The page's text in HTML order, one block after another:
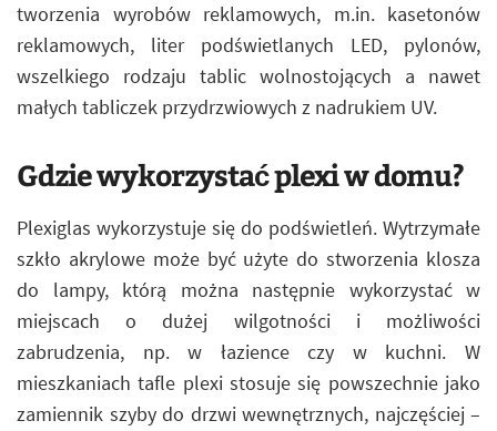
tworzenia wyrobów reklamowych, m.in. kasetonów
reklamowych, liter podświetlanych LED, pylonów,
wszelkiego rodzaju tablic wolnostojących a nawet
małych tabliczek przydrzwiowych z nadrukiem UV.
Gdzie wykorzystać plexi w domu?
Plexiglas wykorzystuje się do podświetleń. Wytrzymałe
szkło akrylowe może być użyte do stworzenia klosza
do lampy, którą można następnie wykorzystać w
miejscach o dużej wilgotności i możliwości
zabrudzenia, np. w łazience czy w kuchni. W
mieszkaniach tafle plexi stosuje się powszechnie jako
zamiennik szyby do drzwi wewnętrznych, najczęściej –